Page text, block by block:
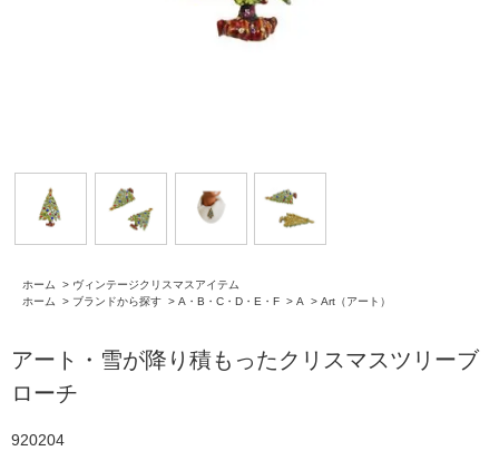
ホーム > ヴィンテージクリスマスアイテム
ホーム
> ブランドから探す > A・B・C・D・E・F > A > Art（アート）
アート・雪が降り積もったクリスマスツリーブ
ローチ
920204